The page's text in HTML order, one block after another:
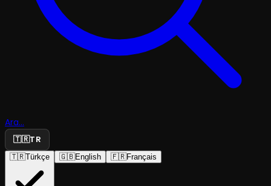
Ara...
🇹🇷TR
🇹🇷Türkçe 🇬🇧English 🇫🇷Français